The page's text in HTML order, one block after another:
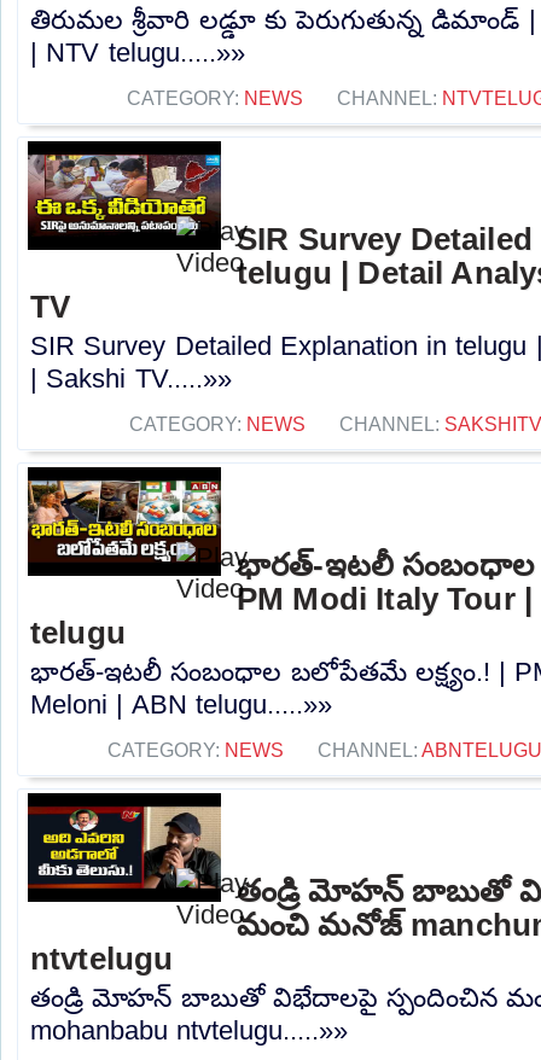
తిరుమల శ్రీవారి లడ్డూ కు పెరుగుతున్న డిమాండ్ |
| NTV telugu.....»»
CATEGORY: NEWS CHANNEL:
SIR Survey
telugu | Detail
TV
SIR Survey Detailed Explanation in
| Sakshi TV.....»»
CATEGORY: NEWS CHANNEL: SAKSHITV
భారత్-ఇటలీ సంబంధాల
PM Modi Italy Tour
telugu
భారత్-ఇటలీ సంబంధాల బలోపేతమే లక్ష్యం.! | PM
Meloni | ABN telugu.....»»
CATEGORY: NEWS CHANNEL:
తండ్రి మోహన్ బాబుతో
మంచి మనోజ్
ntvtelugu
తండ్రి మోహన్ బాబుతో విభేదాలపై స్పందించిన
mohanbabu ntvtelugu.....»»